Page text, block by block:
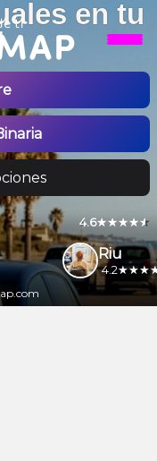
en tu
4.6
Riu
4.2